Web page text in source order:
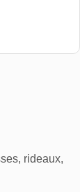
rideaux,